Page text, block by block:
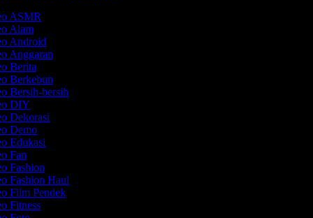
ASMR
Alam
Android
Anggaran
Berita
Berkebun
Bersih-bersih
DIY
Dekorasi
Demo
Edukasi
Fan
Fashion
Fashion Haul
Film Pendek
Fitness